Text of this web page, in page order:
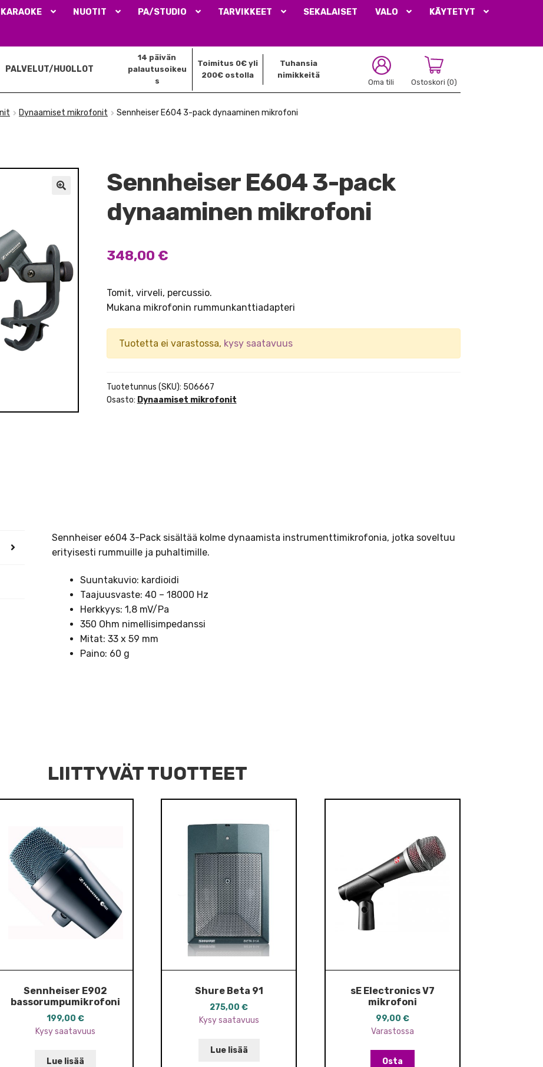
KARAOKE NUOTIT PA/STUDIO TARVIKKEET SEKALAISET VALO KÄYTETYT
Oma tili Ostoskori (0)
14 päivän
palautusoikeu
s
Toimitus 0€ yli
200€ ostolla
Tuhansia
nimikkeitä
PALVELUT/HUOLLOT
Dynaamiset mikrofonit Sennheiser E604 3-pack dynaaminen mikrofoni
Sennheiser E604 3-pack
dynaaminen mikrofoni
348,00 €
Tomit, virveli, percussio.
Mukana mikrofonin rummunkanttiadapteri
Tuotetta ei varastossa, kysy saatavuus
Tuotetunnus (SKU): 506667
Osasto: Dynaamiset mikrofonit
Sennheiser e604 3-Pack sisältää kolme dynaamista instrumenttimikrofonia, jotka soveltuu
erityisesti rummuille ja puhaltimille.
Suuntakuvio: kardioidi
Taajuusvaste: 40 – 18000 Hz
Herkkyys: 1,8 mV/Pa
350 Ohm nimellisimpedanssi
Mitat: 33 x 59 mm
Paino: 60 g
LIITTYVÄT TUOTTEET
Sennheiser E902
bassorumpumikrofoni
199,00€
Kysy saatavuus
Lue lisää
Shure Beta 91
275,00€
Kysy saatavuus
Lue lisää
sE Electronics V7
mikrofoni
99,00 €
Varastossa
Osta